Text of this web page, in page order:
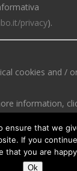
privacy).
cookies and /
information,
ensure that we
If you
that you are
Ok